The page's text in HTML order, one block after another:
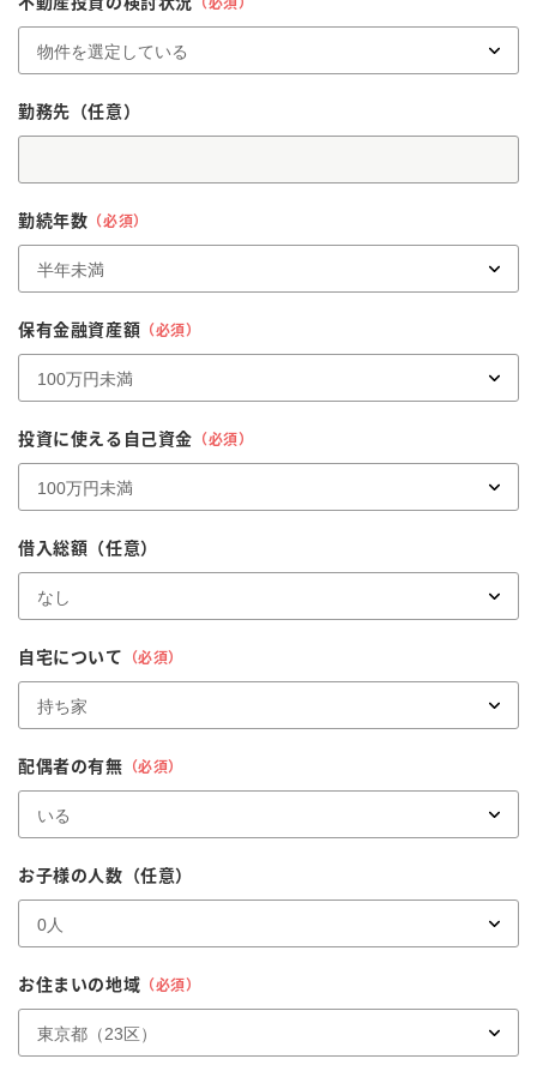
勤務先 （任意）
勤続年数 （必須）
保有金融資産額 （必須）
投資に使える自己資金 （必須）
借入総額 （任意）
自宅について （必須）
配偶者の有無 （必須）
お子様の人数 （任意）
お住まいの地域 （必須）